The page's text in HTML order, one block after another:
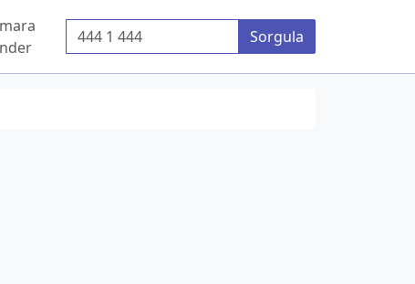
Telefon Numarası Sorgula